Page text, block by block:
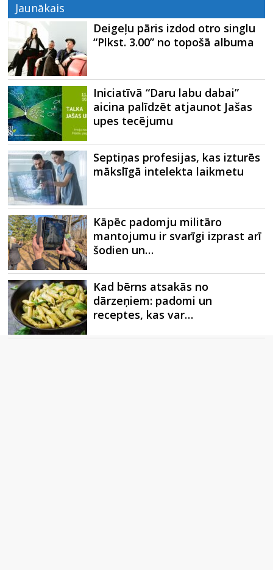
Jaunākais
Deigeļu pāris izdod otro singlu
“Plkst. 3.00” no topošā albuma
Iniciatīvā “Daru labu dabai”
aicina palīdzēt atjaunot Jašas
upes tecējumu
Septiņas profesijas, kas izturēs
mākslīgā intelekta laikmetu
Kāpēc padomju militāro
mantojumu ir svarīgi izprast arī
šodien un…
Kad bērns atsakās no
dārzeņiem: padomi un
receptes, kas var…